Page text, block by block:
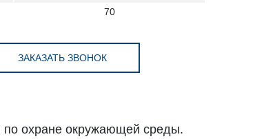
70
ЗАКАЗАТЬ ЗВОНОК
по охране окружающей среды.